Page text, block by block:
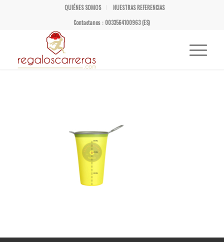
QUIÉNES SOMOS
NUESTRAS REFERENCIAS
Contactanos : 0033564100963 (ES)